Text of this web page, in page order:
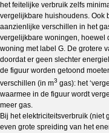
het feitelijke verbruik zelfs
vergelijkbare huishoudens. Ook
aanzienlijke verschillen in het
vergelijkbare woningen, hoewel
woning met label G. De grotere
doordat er geen slechter
de figuur worden getoond
verschillen (in m3 gas): het
waarmee in de figuur wordt
meer gas.
Bij het elektriciteitsverbruik (niet
even grote spreiding van het